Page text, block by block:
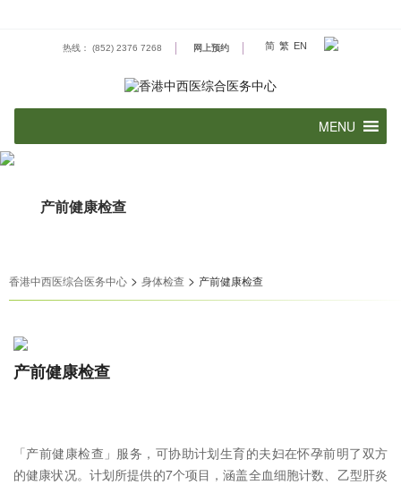
热线： (852) 2376 7268 网上预约 简 繁 EN
产前健康检查
香港中西医综合医务中心 > 身体检查 > 产前健康检查
产前健康检查
「产前健康检查」服务，可协助计划生育的夫妇在怀孕前明了双方
的健康状况。计划所提供的7个项目，涵盖全血细胞计数、乙型肝炎